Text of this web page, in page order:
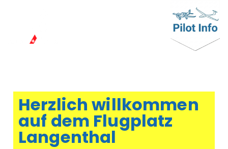
nd Langenthal
LSPL: Herzlich Willkommen auf dem
schönen Flugplatz Langenthal
Herzlich willkommen
auf dem Flugplatz
Langenthal